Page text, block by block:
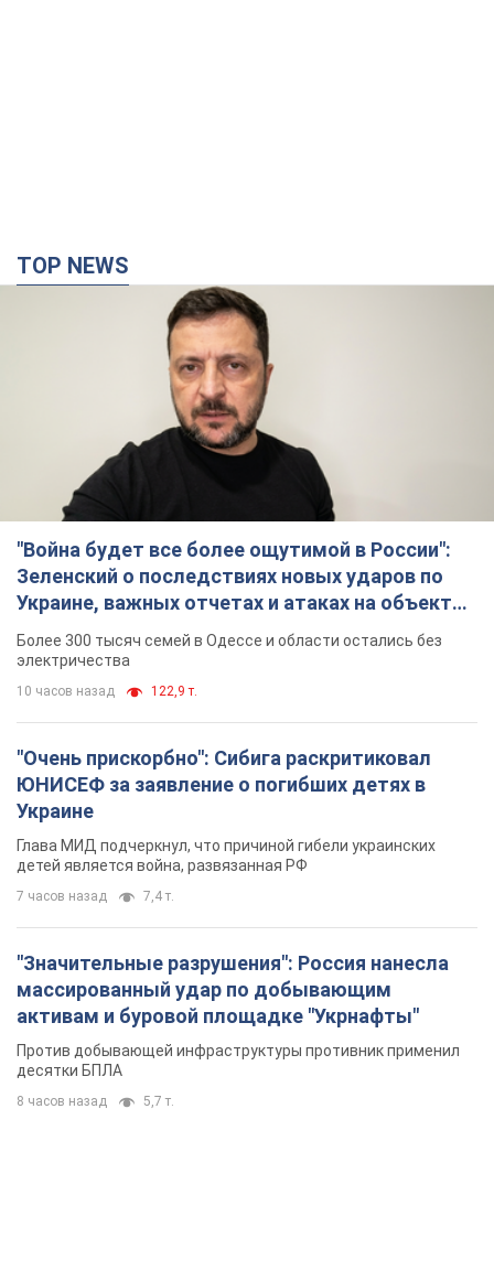
TOP NEWS
"Война будет все более ощутимой в России":
Зеленский о последствиях новых ударов по
Украине, важных отчетах и атаках на объекты
противника. Видео
Более 300 тысяч семей в Одессе и области остались без
электричества
10 часов назад 122,9 т.
"Очень прискорбно": Сибига раскритиковал
ЮНИСЕФ за заявление о погибших детях в
Украине
Глава МИД подчеркнул, что причиной гибели украинских
детей является война, развязанная РФ
7 часов назад 7,4 т.
"Значительные разрушения": Россия нанесла
массированный удар по добывающим
активам и буровой площадке "Укрнафты"
Против добывающей инфраструктуры противник применил
десятки БПЛА
8 часов назад 5,7 т.